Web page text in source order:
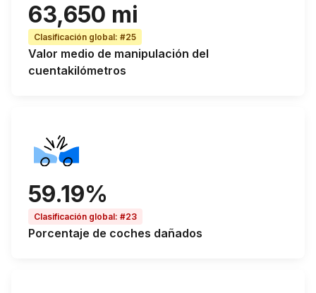
63,650 mi
Clasificación global: #25
Valor medio de manipulación del
cuentakilómetros
59.19%
Clasificación global: #23
Porcentaje de coches dañados